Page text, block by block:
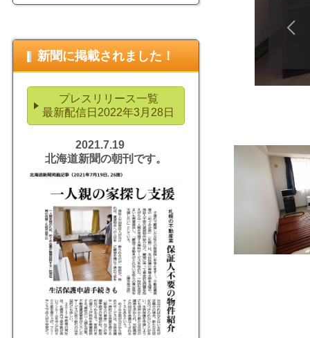
新聞に掲載されました！
プレスリリース一覧
最新配信日2022年3月28日
2021.7.19
北海道新聞の朝刊です。